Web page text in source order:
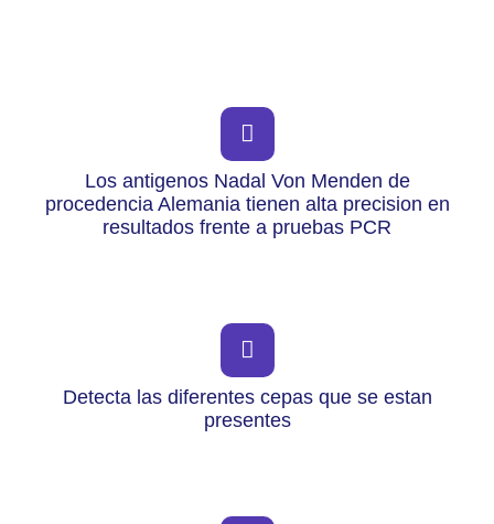
Los antigenos Nadal Von Menden de
procedencia Alemania tienen alta precision en
resultados frente a pruebas PCR
Detecta las diferentes cepas que se estan
presentes